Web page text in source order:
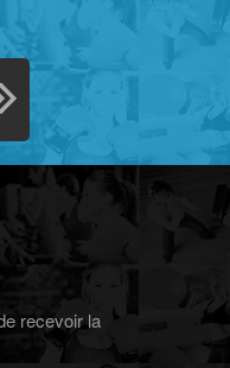
recevoir la